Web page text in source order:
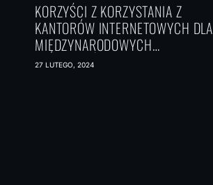
KORZYŚCI Z KORZYSTANIA Z
KANTORÓW INTERNETOWYCH DLA
MIĘDZYNARODOWYCH
INWESTORÓW W
27 LUTEGO, 2024